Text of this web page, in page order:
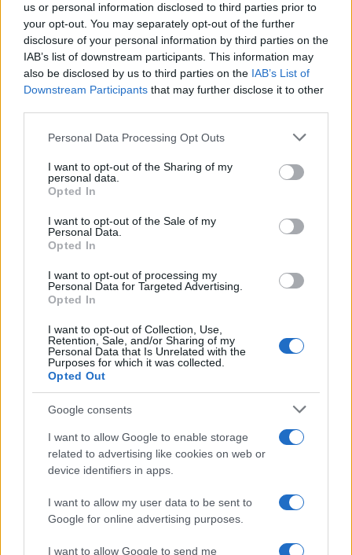
us or personal information disclosed to third parties prior to
your opt-out. You may separately opt-out of the further
disclosure of your personal information by third parties on the
IAB’s list of downstream participants. This information may
also be disclosed by us to third parties on the IAB’s List of
Downstream Participants that may further disclose it to other
Please note that this website/app uses one or more Google
not limited to your visit or usage behaviour. You may click to
grant or deny consent to Google and its third-party tags to
use your data for below specified purposes in below Google
consent section.
Personal Data Processing Opt Outs
I want to opt-out of the Sharing of my
personal data.
Opted In
I want to opt-out of the Sale of my
Personal Data.
Opted In
I want to opt-out of processing my
Personal Data for Targeted Advertising.
Opted In
I want to opt-out of Collection, Use,
Retention, Sale, and/or Sharing of my
Personal Data that Is Unrelated with the
Purposes for which it was collected.
Opted Out
Google consents
I want to allow Google to enable storage
related to advertising like cookies on web or
device identifiers in apps.
I want to allow my user data to be sent to
Google for online advertising purposes.
I want to allow Google to send me
Πιο δημοφιλή
1 Ο Κώστας Σαμαράς δημοσίευσε μία παιδική
φωτογραφία για την επέτειο θανάτου της
αδελφής του, Λένας
2
26χρονου Αφγανού – Το στίγμα του
κινητού, η θεία από την Ινδία και τα
απειλητικά μηνύματα
Η Ελένη Φωτοπούλου ευχήθηκε για τη
γιορτή του Άκη Παυλόπουλου: «Δεκαπέντε
χρόνια μου διδάσκει υπομονή και αγάπη»
«Αφιέρωσε τη ζωή της στο να βοηθά
ανθρώπους που είχαν ανάγκη» - Η πρώτη
Λίζα που βρέθηκε νεκρή στην Κυψέλη
Αριστοτέλης Δαμίγος: Στο Αποτεφρωτήριο
σύνδεσμο του ελικοπτέρου που έπεσε στην
Ψάθα
Πιο σχολιασμένα
Μητσοτάκης στην υπογραφή συμφωνίας
για την ηλεκτρική διασύνδεση Ελλάδας –
Κύπρου: «Ισχυρή ψήφος εμπιστοσύνης» η
είσοδος της Meridiam στην GSI
Έφυγαν οι συνεργάτες, μένει η Μαρία
Καρυστιανού - Η επόμενη μέρα για την
«Ελπίδα για τη Δημοκρατία»